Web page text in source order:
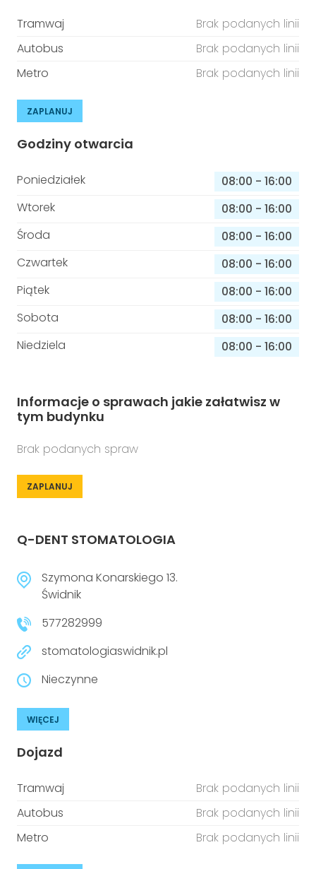
Tramwaj
Brak podanych linii
Autobus
Brak podanych linii
Metro
Brak podanych linii
ZAPLANUJ
Godziny otwarcia
Poniedziałek 08:00 - 16:00
Wtorek
08:00 - 16:00
Środa
08:00 - 16:00
Czwartek
08:00 - 16:00
Piątek
08:00 - 16:00
Sobota
08:00 - 16:00
Niedziela
08:00 - 16:00
Informacje o sprawach jakie załatwisz w
tym budynku
Brak podanych spraw
ZAPLANUJ
Q-DENT STOMATOLOGIA
Szymona Konarskiego 13.
Świdnik
577282999
stomatologiaswidnik.pl
Nieczynne
WIĘCEJ
Dojazd
Tramwaj
Brak podanych linii
Autobus
Brak podanych linii
Metro
Brak podanych linii